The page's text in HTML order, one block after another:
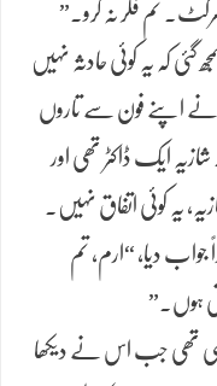
تم فکر نہ کرو۔”
کہ یہ کوئی حادثہ نہیں
نے اپنے فون سے تاروں
ایک ڈاکٹر تھی اور
یہ کوئی اتفاق نہیں۔
جواب دیا، “ارم، تم
ہوں۔”
رہی تھی جب اس نے دیکھا